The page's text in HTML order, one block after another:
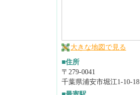
大きな地図で見る
■住所
〒279-0041
千葉県浦安市堀江1-10-18